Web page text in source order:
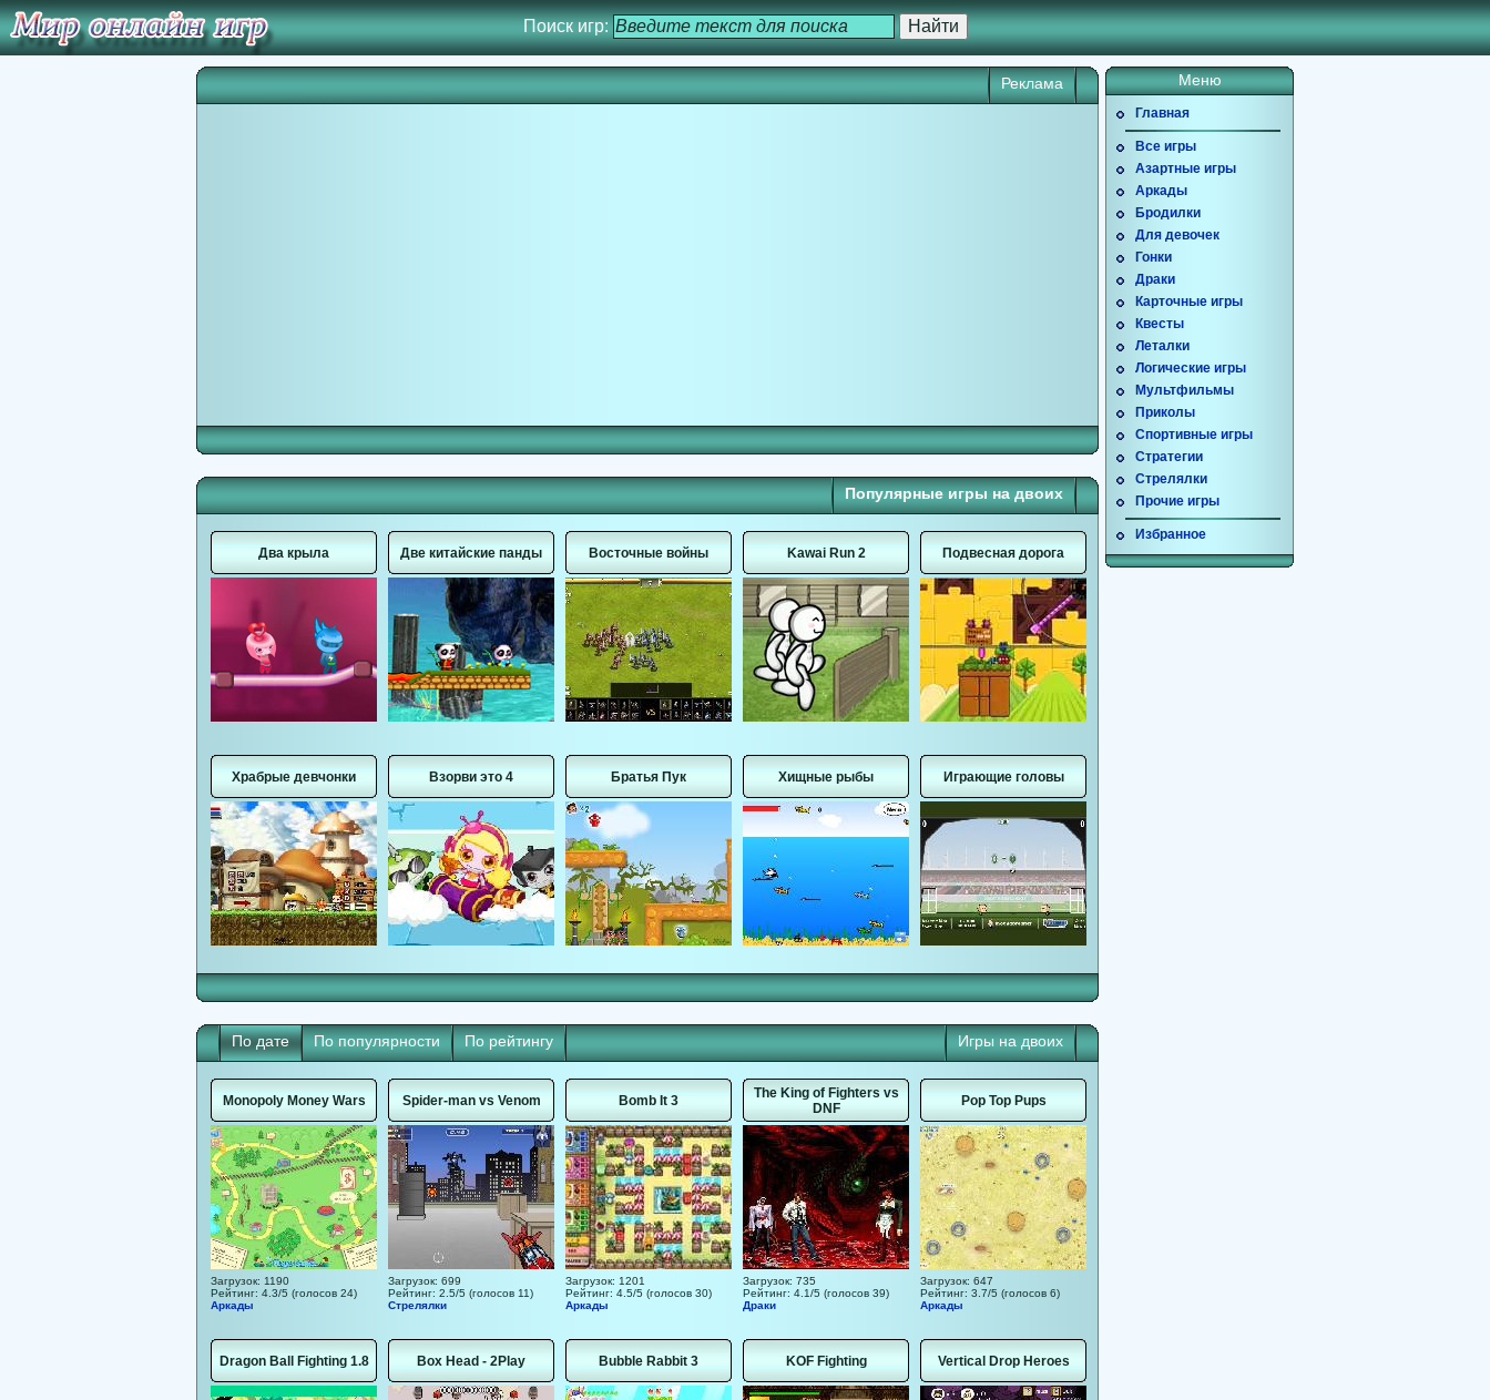
Поиск игр:
Реклама
Популярные игры на двоих
Два крыла Две китайские панды Восточные войны Kawai Run 2 Подвесная дорога
Храбрые девчонки Взорви это 4 Братья Пук Хищные рыбы Играющие головы
Игры на двоих
По дате По популярности По рейтингу
Monopoly Money Wars
Загрузок: 1190
Рейтинг: 4.3/5 (голосов 24)
Аркады
Spider-man vs Venom
Загрузок: 699
Рейтинг: 2.5/5 (голосов 11)
Стрелялки
Bomb It 3
Загрузок: 1201
Рейтинг: 4.5/5 (голосов 30)
Аркады
The King of Fighters vs
DNF
Загрузок: 735
Рейтинг: 4.1/5 (голосов 39)
Драки
Pop Top Pups
Загрузок: 647
Рейтинг: 3.7/5 (голосов 6)
Аркады
Dragon Ball Fighting 1.8 Box Head - 2Play Bubble Rabbit 3 KOF Fighting Vertical Drop Heroes
Меню
Главная
Все игры
Азартные игры
Аркады
Бродилки
Для девочек
Гонки
Драки
Карточные игры
Квесты
Леталки
Логические игры
Мультфильмы
Приколы
Спортивные игры
Стратегии
Стрелялки
Прочие игры
Избранное